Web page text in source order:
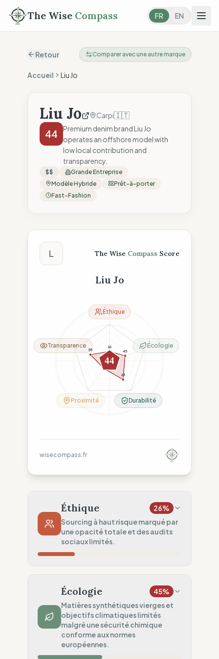
The Wise Compass FR EN
Retour Comparer avec une autre marque
Accueil Liu Jo
Liu Jo Carpi🇮🇹
44
Premium denim brand Liu Jo
operates an offshore model with
low local contribution and
transparency.
$$
Grande Entreprise
Modèle Hybride
Prêt-à-porter
Fast-Fashion
Score The Wise Compass
L The Wise Compass Score
Liu Jo
26
45
63
26
55
44
Éthique
Écologie
Durabilité
Proximité
Transparence
wisecompass.fr
Éthique 26%
Sourcing à haut risque marqué par
une opacité totale et des audits
sociaux limités.
Violations systématiques (Europe, Asie)
Traçabilité 0%
Aucune donnée usine publiée
Audits Sociaux
Audits partiels (Chaîne mixte)
Écologie 45%
Matières synthétiques vierges et
objectifs climatiques limités
malgré une sécurité chimique
conforme aux normes
européennes.